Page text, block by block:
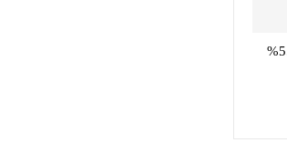
معدل البطالة في مصر ينخفض إلى 5.8%